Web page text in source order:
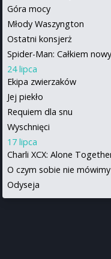
Góra mocy
Młody Waszyngton
Ostatni konsjerż
Spider-Man: Całkiem
24 lipca
Ekipa zwierzaków
Jej piekło
Requiem dla snu
Wyschnięci
17 lipca
Charli XCX: Alone
O czym sobie nie mówimy
Odyseja